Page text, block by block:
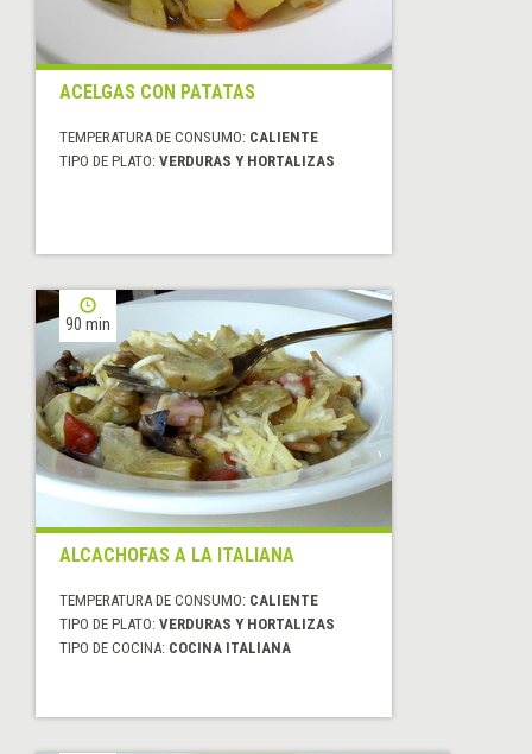
ACELGAS CON PATATAS
TEMPERATURA DE CONSUMO: CALIENTE
TIPO DE PLATO: VERDURAS Y HORTALIZAS
90 min
ALCACHOFAS A LA ITALIANA
TEMPERATURA DE CONSUMO: CALIENTE
TIPO DE PLATO: VERDURAS Y HORTALIZAS
TIPO DE COCINA: COCINA ITALIANA